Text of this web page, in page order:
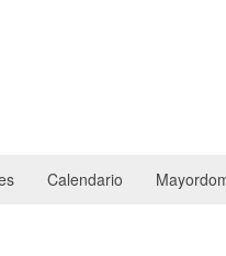
Calendario